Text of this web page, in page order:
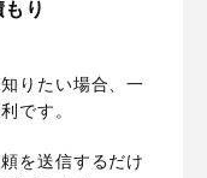
り
りたい場合、一
です。
を送信するだけ